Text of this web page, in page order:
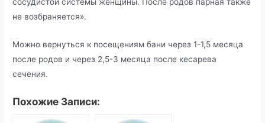
не возбраняется».
Можно вернуться к посещениям бани через 1-1,5 месяца
после родов и через 2,5-3 месяца после кесарева
сечения.
Похожие Записи: